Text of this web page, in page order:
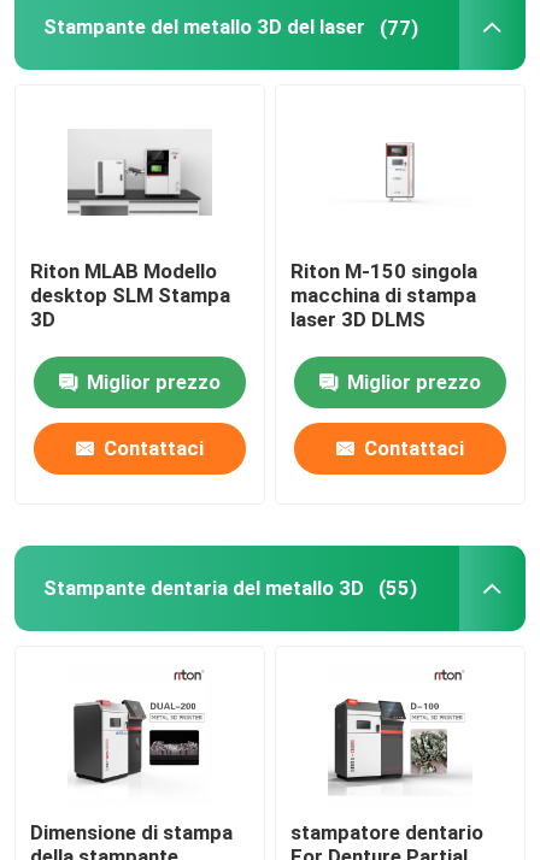
Macchina di sinterizzazione del laser
stampante di titanio 3d
Macchina per piegare i fili DMIS-V1
Macchina per piegare i fili DMIS-V1
Macchina per piegare i fili DMIS-V1
Stampante del metallo 3D del laser (77)
Riton MLAB Modello
desktop SLM Stampa
3D
Miglior prezzo
Contattaci
Riton M-150 singola
macchina di stampa
laser 3D DLMS
Miglior prezzo
Contattaci
Stampante dentaria del metallo 3D (55)
Dimensione di stampa
stampatore dentario